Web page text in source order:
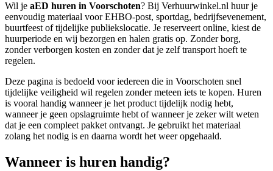
Wil je aED huren in Voorschoten? Bij Verhuurwinkel.nl huur je
eenvoudig materiaal voor EHBO-post, sportdag, bedrijfsevenement,
buurtfeest of tijdelijke publiekslocatie. Je reserveert online, kiest de
huurperiode en wij bezorgen en halen gratis op. Zonder borg,
zonder verborgen kosten en zonder dat je zelf transport hoeft te
regelen.
Deze pagina is bedoeld voor iedereen die in Voorschoten snel
tijdelijke veiligheid wil regelen zonder meteen iets te kopen. Huren
is vooral handig wanneer je het product tijdelijk nodig hebt,
wanneer je geen opslagruimte hebt of wanneer je zeker wilt weten
dat je een compleet pakket ontvangt. Je gebruikt het materiaal
zolang het nodig is en daarna wordt het weer opgehaald.
Wanneer is huren handig?